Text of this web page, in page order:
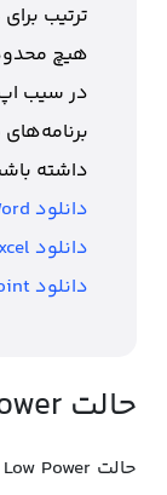
ترتیب
هیچ
در سیب اپ
داشته
دانلود Microsoft Word برای مک
دانلود Microsoft Excel برای مک
دانلود Microsoft PowerPoint برای مک
حالت Low Power چیست؟